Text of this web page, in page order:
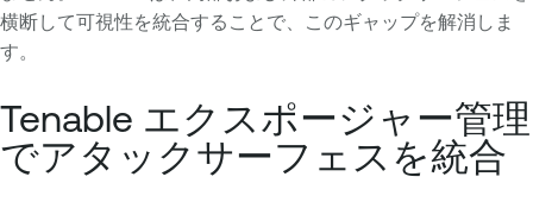
横断して可視性を統合することで、このギャップを解消しま
す。
Tenable エクスポージャー管理
でアタックサーフェスを統合